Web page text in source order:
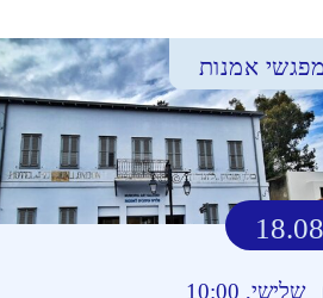
מפגשי אמנות
18.08
שלישי, 10:00